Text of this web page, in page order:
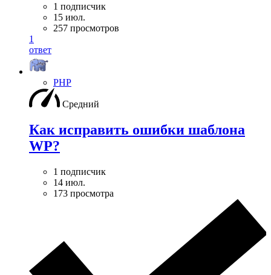
1 подписчик
15 июл.
257 просмотров
1
ответ
PHP
Средний
Как исправить ошибки шаблона
WP?
1 подписчик
14 июл.
173 просмотра